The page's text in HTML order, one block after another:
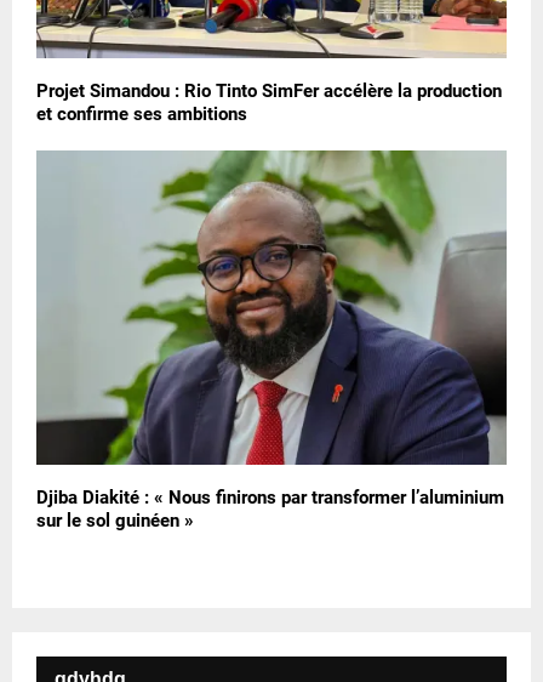
Projet Simandou : Rio Tinto SimFer accélère la production
et confirme ses ambitions
Djiba Diakité : « Nous finirons par transformer l’aluminium
sur le sol guinéen »